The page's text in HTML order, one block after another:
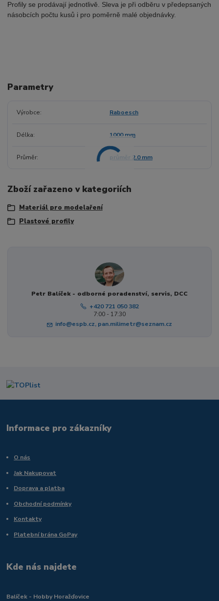
Profily se prodávají jednotlivě. Sleva je při odběru v předepsaných
násobcích počtu kusů i pro poměrně malé objednávky.
Parametry
Výrobce Raboesch
Délka 1000 mm
Průměr průměr 2.0 mm
Zboží zařazeno v kategoriích
Materiál pro modelaření
Plastové profily
Petr Balíček - odborné poradenství, servis, DCC
+420 721 050 382
7:00 - 17:30
info@espb.cz, pan.milimetr@seznam.cz
Informace pro zákazníky
O nás
Jak Nakupovat
Doprava a platba
Obchodní podmínky
Kontakty
Platební brána GoPay
Kde nás najdete
Balíček - Hobby Horažďovice